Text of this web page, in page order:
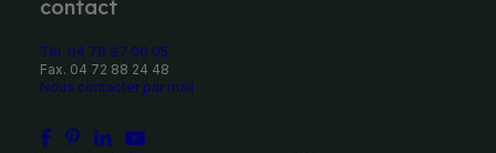
contact
Tél. 04 78 97 00 05
Fax. 04 72 88 24 48
Nous contacter par mail